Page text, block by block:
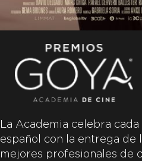
La Academia celebra
español con la entrega de
mejores profesionales de